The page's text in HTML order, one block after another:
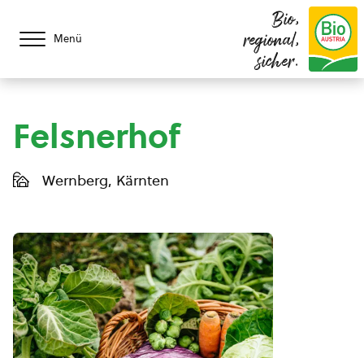
Menü
Bio,
regional,
sicher.
Felsnerhof
Wernberg, Kärnten